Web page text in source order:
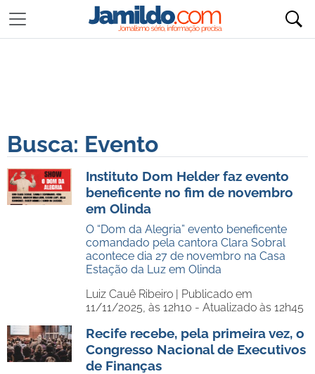
Busca: Evento
Instituto Dom Helder faz evento
beneficente no fim de novembro
em Olinda
O “Dom da Alegria” evento beneficente
comandado pela cantora Clara Sobral
acontece dia 27 de novembro na Casa
Estação da Luz em Olinda
Luiz Cauê Ribeiro | Publicado em
11/11/2025, às 12h10 - Atualizado às 12h45
Recife recebe, pela primeira vez, o
Congresso Nacional de Executivos
de Finanças